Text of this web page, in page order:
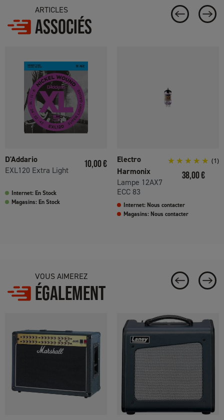
ARTICLES
ASSOCIÉS
D'Addario
EXL120 Extra Light
Prix
10,00 €
Internet: En Stock
Magasins: En Stock
Electro
Harmonix
Lampe 12AX7
ECC 83
(1)
Prix
38,00 €
Internet: Nous contacter
Magasins: Nous contacter
VOUS AIMEREZ
ÉGALEMENT